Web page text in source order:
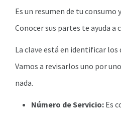
Es un resumen de tu consumo
Conocer sus partes te ayuda
La clave está en identificar
Vamos a revisarlos uno por
nada.
Número de Servicio: Es